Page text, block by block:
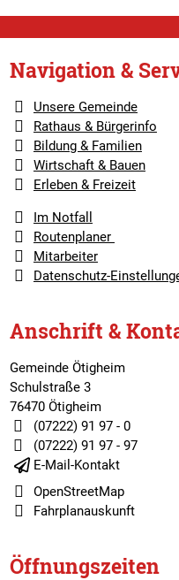
Navigation &
Unsere Gemeinde
Rathaus & Bürgerinfo
Bildung & Familien
Wirtschaft & Bauen
Erleben & Freizeit
Im Notfall
Routenplaner
Mitarbeiter
Datenschutz-
Anschrift &
Gemeinde Ötigheim
Schulstraße 3
76470 Ötigheim
(07222) 91 97 - 0
(07222) 91 97 - 97
E-Mail-Kontakt
OpenStreetMap
Fahrplanauskunft
Öffnungszeiten